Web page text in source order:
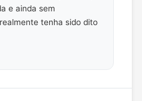
e ainda sem
tenha sido dito